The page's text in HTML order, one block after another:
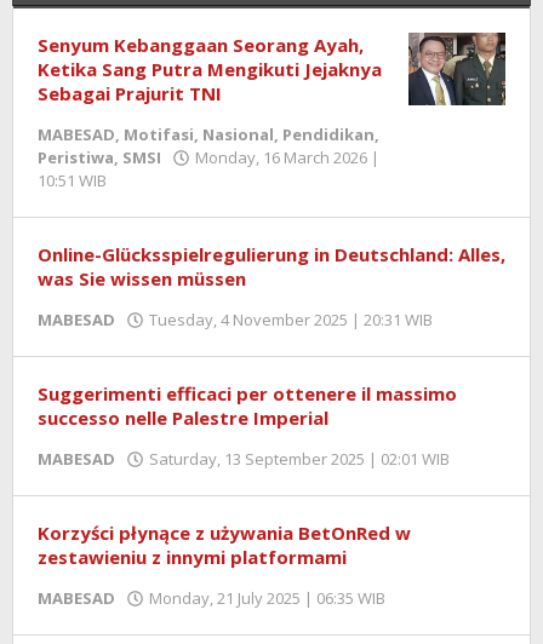
Nasional,
Nusantara ,
Peristiwa,
SMSI
Friday,
2026
WIB
Senyum Kebanggaan Seorang Ayah,
Ketika Sang Putra Mengikuti Jejaknya
Sebagai Prajurit TNI
MABESAD, Motifasi, Nasional, Pendidikan,
Peristiwa, SMSI
Monday, 16 March 2026 |
10:51 WIB
Online-Glücksspielregulierung in Deutschland: Alles,
was Sie wissen müssen
MABESAD Tuesday, 4 November 2025 | 20:31 WIB
Zahri
Suggerimenti efficaci per ottenere il massimo
successo nelle Palestre Imperial
MABESAD Saturday, 13 September 2025 | 02:01 WIB
Korzyści płynące z używania BetOnRed w
zestawieniu z innymi platformami
MABESAD Monday, 21 July 2025 | 06:35 WIB